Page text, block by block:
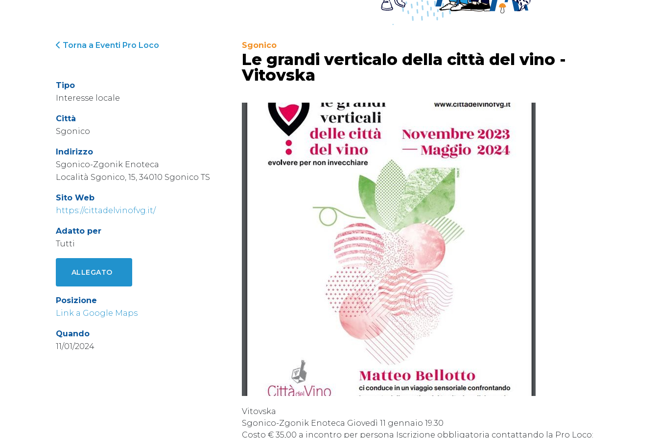
Torna a Eventi Pro Loco
Tipo
Interesse locale
Città
Sgonico
Indirizzo
Sgonico-Zgonik Enoteca
Località Sgonico, 15, 34010 Sgonico TS
Sito Web
https://cittadelvinofvg.it/
Adatto per
Tutti
ALLEGATO
Posizione
Link a Google Maps
Quando
11/01/2024
Sgonico
Le grandi verticalo della città del vino -
Vitovska
Vitovska
Sgonico-Zgonik Enoteca Giovedì 11 gennaio 19.30
Costo € 35,00 a incontro per persona Iscrizione obbligatoria contattando la Pro Loco: